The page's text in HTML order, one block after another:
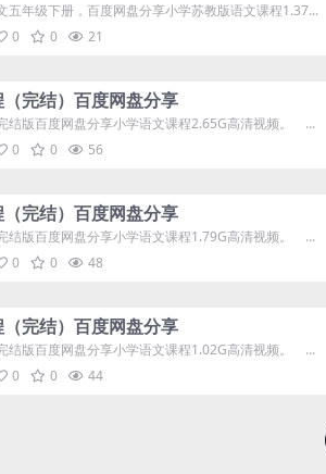
年级下册，百度网盘分享小学苏教版语文课程1.37...
0 0 21
完结）百度网盘分享
版百度网盘分享小学语文课程2.65G高清视频。 ...
0 0 56
完结）百度网盘分享
版百度网盘分享小学语文课程1.79G高清视频。 ...
0 0 48
完结）百度网盘分享
版百度网盘分享小学语文课程1.02G高清视频。 ...
0 0 44